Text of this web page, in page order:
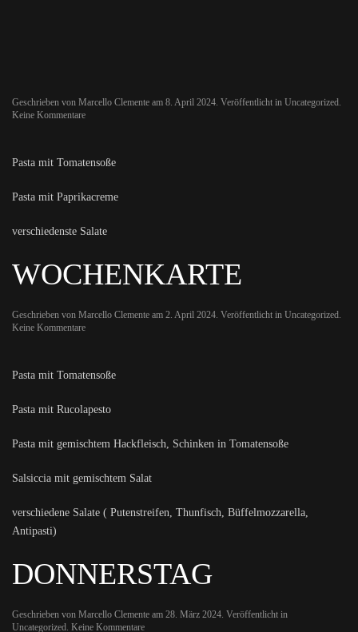
Geschrieben von Marcello Clemente am 8. April 2024. Veröffentlicht in Uncategorized.
Keine Kommentarezu
Pasta mit Tomatensoße
Pasta mit Paprikacreme
verschiedenste Salate
WOCHENKARTE
Geschrieben von Marcello Clemente am 2. April 2024. Veröffentlicht in Uncategorized.
Keine Kommentarezu
Pasta mit Tomatensoße
Pasta mit Rucolapesto
Pasta mit gemischtem Hackfleisch, Schinken in Tomatensoße
Salsiccia mit gemischtem Salat
verschiedene Salate ( Putenstreifen, Thunfisch, Büffelmozzarella,
Antipasti)
DONNERSTAG
Geschrieben von Marcello Clemente am 28. März 2024. Veröffentlicht in
Uncategorized. Keine Kommentarezu